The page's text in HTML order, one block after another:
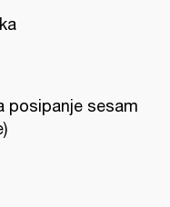
posipanje sesam